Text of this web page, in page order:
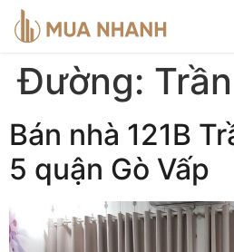
Đường:
Bán nhà 121B
5 quận Gò Vấp